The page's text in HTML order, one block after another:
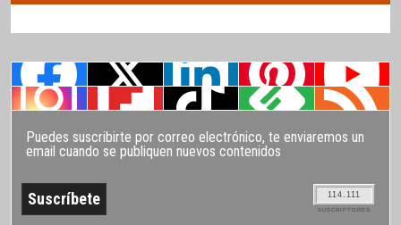
Puedes suscribirte por correo electrónico, te enviaremos un
email cuando se publiquen nuevos contenidos
114.111
SUSCRIPTORES